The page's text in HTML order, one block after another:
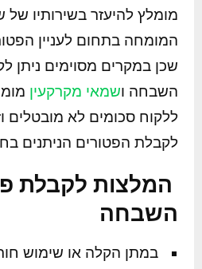
מומלץ להיעזר בשירותיו של
המומחה בתחום לעניין
שכן במקרים מסוימים ניתן
השבחה ושמאי מקרקעין
ללקוח סכומים לא מובטלים
לקבלת הפטורים הניתנים
המלצות לקבלת
השבחה
במתן הקלה או שימוש